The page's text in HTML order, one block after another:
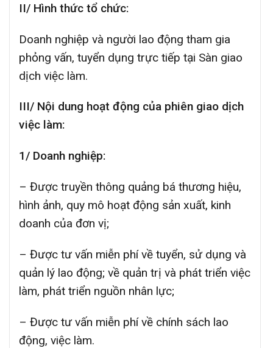
II/ Hình thức tổ chức:
Doanh nghiệp và người lao động tham gia
phỏng vấn, tuyển dụng trực tiếp tại Sàn giao
dịch việc làm.
III/ Nội dung hoạt động của phiên giao dịch
việc làm:
1/ Doanh nghiệp:
– Được truyền thông quảng bá thương hiệu,
hình ảnh, quy mô hoạt động sản xuất, kinh
doanh của đơn vị;
– Được tư vấn miễn phí về tuyển, sử dụng và
quản lý lao động; về quản trị và phát triển việc
làm, phát triển nguồn nhân lực;
– Được tư vấn miễn phí về chính sách lao
động, việc làm.